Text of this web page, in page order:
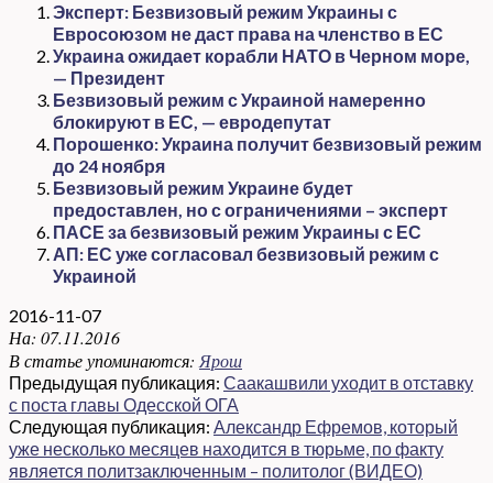
Эксперт: Безвизовый режим Украины с
Евросоюзом не даст права на членство в ЕС
Украина ожидает корабли НАТО в Черном море,
— Президент
Безвизовый режим с Украиной намеренно
блокируют в ЕС, — евродепутат
Порошенко: Украина получит безвизовый режим
до 24 ноября
Безвизовый режим Украине будет
предоставлен, но с ограничениями – эксперт
ПАСЕ за безвизовый режим Украины с ЕС
АП: ЕС уже согласовал безвизовый режим с
Украиной
2016-11-07
На: 07.11.2016
В статье упоминаются: Ярош
Предыдущая публикация: Саакашвили уходит в отставку
с поста главы Одесской ОГА
Следующая публикация: Александр Ефремов, который
уже несколько месяцев находится в тюрьме, по факту
является политзаключенным – политолог (ВИДЕО)